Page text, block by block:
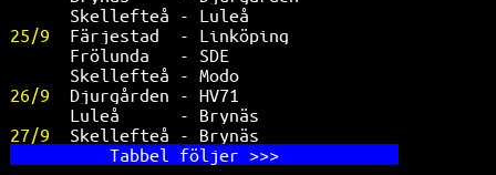
Skellefteå - Luleå
25/9 Färjestad  - Linköping
Frölunda   - SDE
Skellefteå - Modo
26/9 Djurgården - HV71
Luleå      - Brynäs
27/9 Skellefteå - Brynäs
          Ta
bbel följer >>>